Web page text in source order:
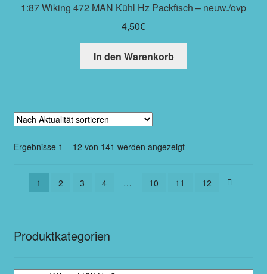
1:87 Wiking 472 MAN Kühl Hz Packfisch – neuw./ovp
4,50€
In den Warenkorb
Ergebnisse 1 – 12 von 141 werden angezeigt
1 2 3 4 … 10 11 12
Produktkategorien